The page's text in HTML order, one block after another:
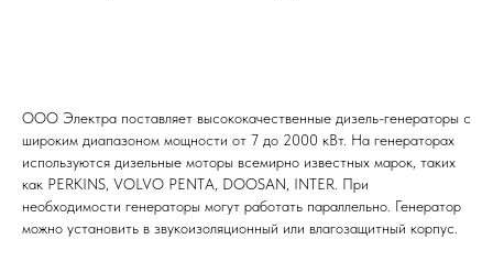
ООО Электра поставляет высококачественные дизель-генераторы с
широким диапазоном мощности от 7 до 2000 кВт. На генераторах
используются дизельные моторы всемирно известных марок, таких
как PERKINS, VOLVO PENTA, DOOSAN, INTER. При
необходимости генераторы могут работать параллельно. Генератор
можно установить в звукоизоляционный или влагозащитный корпус.